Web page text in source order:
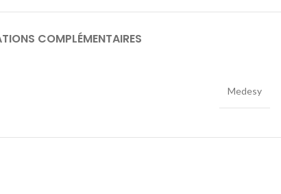
COMPLÉMENTAIRES
Medesy